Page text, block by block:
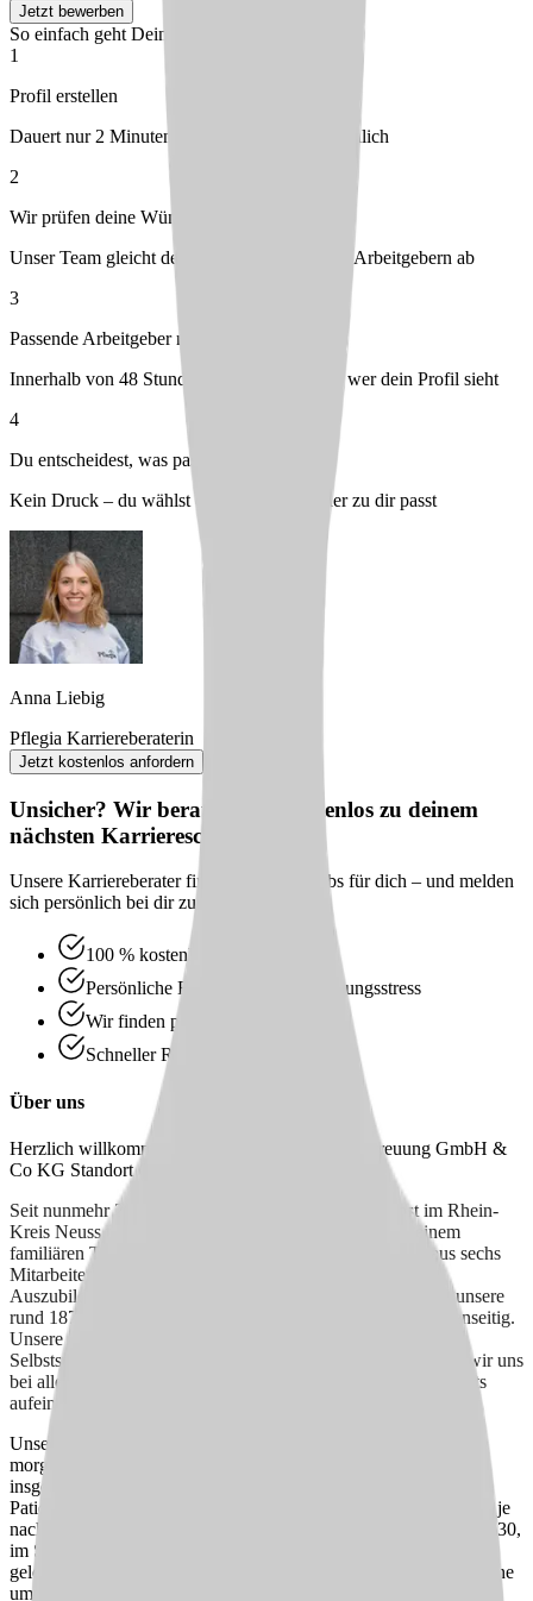
Jetzt bewerben
So einfach geht Deine Bewerbung
1
Profil erstellen
Dauert nur 2 Minuten – kostenlos & unverbindlich
2
Wir prüfen deine Wünsche
Unser Team gleicht dein Profil mit passenden Arbeitgebern ab
3
Passende Arbeitgeber melden sich bei dir
Innerhalb von 48 Stunden – du entscheidest, wer dein Profil sieht
4
Du entscheidest, was passt
Kein Druck – du wählst den Arbeitgeber, der zu dir passt
Anna Liebig
Pflegia Karriereberaterin
Jetzt kostenlos anfordern
Unsicher? Wir beraten dich kostenlos zu deinem
nächsten Karriereschritt
Unsere Karriereberater finden passende Jobs für dich – und melden
sich persönlich bei dir zurück.
100 % kostenlos & unverbindlich
Persönliche Beratung statt Bewerbungsstress
Wir finden passende Jobs für dich
Schneller Rückruf
Über uns
Herzlich willkommen im proCare Pflege und Betreuung GmbH &
Co KG Standort Grevenbroich!
Seit nunmehr 20 Jahren sind wir als ambulanter Dienst im Rhein-
Kreis Neuss tätig und haben uns im Laufe der Zeit zu einem
familiären Team entwickelt. Unser Team besteht derzeit aus sechs
Mitarbeitenden, darunter drei standortübergreifenden
Auszubildenden. Gemeinsam kümmern wir uns täglich um unsere
rund 187 Patient:innen und unterstützen uns dabei stets gegenseitig.
Unsere Arbeitsweise zeichnet sich durch eine starke
Selbstständigkeit und eine enge Zusammenarbeit aus, sodass wir uns
bei allen Herausforderungen, die der Alltag mit sich bringt, stets
aufeinander verlassen können.
Unsere Patient:innen besuchen wir in verschiedenen Touren:
morgens fünfmal im Frühdienst, zweimal im Spätdienst und
insgesamt zweimal im Hauswirtschaftsdienst. Die Anzahl der
Patient:innen, die wir pro Mitarbeitendem betreuen, variiert stark je
nach den erbrachten Leistungen. Im Frühdienst können es bis zu 30,
im Spätdienst bis zu 20 sein. An den Wochenenden kommt es
gelegentlich vor, dass wir noch mehr Menschen versorgen, um eine
umfassende Betreuung sicherzustellen.